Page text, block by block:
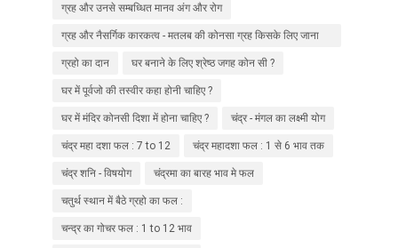
ग्रह और उनसे सम्बध्धित मानव अंग और रोग
ग्रह और नैसर्गिक कारकत्व - मतलब की कोनसा ग्रह किसके लिए जाना
जाता हे ?
ग्रहो का दान घर बनाने के लिए श्रेष्ठ जगह कोन सी ?
घर में पूर्वजो की तस्वीर कहा होनी चाहिए ?
घर में मंदिर कोनसी दिशा में होना चाहिए ? चंद्र - मंगल का लक्ष्मी योग
चंद्र महा दशा फल : 7 to 12 चंद्र महादशा फल : 1 से 6 भाव तक
चंद्र शनि - विषयोग चंद्रमा का बारह भाव मे फल
चतुर्थ स्थान में बैठे ग्रहो का फल :
चन्द्र का गोचर फल : 1 to 12 भाव